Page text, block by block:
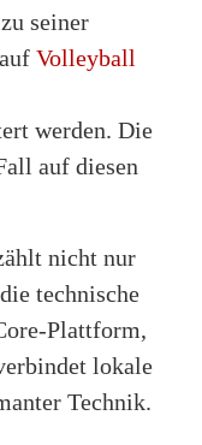
seiner
Volleyball
werden. Die
auf diesen
nicht nur
technische
Plattform,
lokale
Technik.